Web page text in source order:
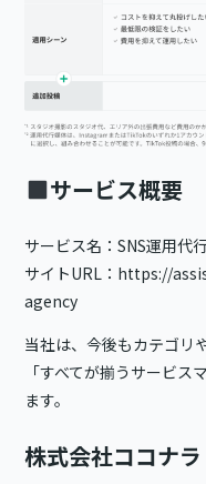
サービス概要
サービス名：SNS運用代
サイトURL： https://
agency
当社は、今後もカテゴリ
「すべてが揃うサービ
ます。
株式会社ココナラ